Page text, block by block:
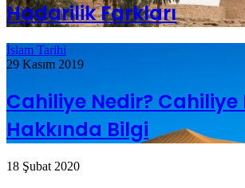
Hadarilik Farkları
İslam Tarihi
29 Kasım 2019
Cahiliye Nedir? Cahiliye
Hakkında Bilgi
18 Şubat 2020